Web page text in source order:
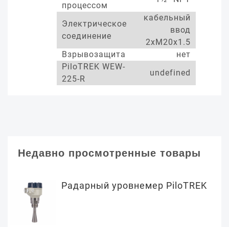
процессом
Электрическое
соединение
кабельный
ввод
2xM20x1.5
Взрывозащита
нет
PiloTREK WEW-
225-R
undefined
Недавно просмотренные товары
Радарный уровнемер PiloTREK